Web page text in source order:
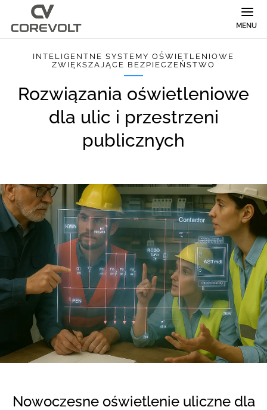
MENU
INTELIGENTNE SYSTEMY OŚWIETLENIOWE
ZWIĘKSZAJĄCE BEZPIECZEŃSTWO
Rozwiązania oświetleniowe
dla ulic i przestrzeni
publicznych
nowoczesne oświetlenie uliczne dla